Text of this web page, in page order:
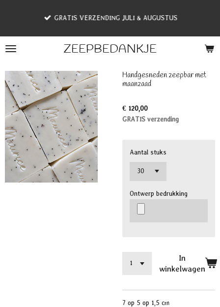
hoofdinhoud
ZEEPBEDANKJE
GRATIS VERZENDING JULI & AUGUSTUS
Handgesneden zeepbar met
maanzaad
€ 120,00
GRATIS verzending
Aantal stuks
Ontwerp bedrukking
In
winkelwagen
7 op 5 op 1,5 cm